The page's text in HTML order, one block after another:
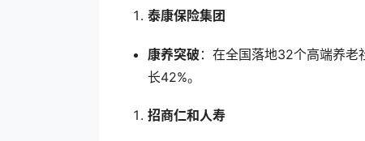
泰康保险集团
康养突破 ：在全国落地32个高端养
长42%。
招商仁和人寿